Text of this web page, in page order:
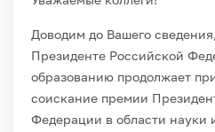
Доводим до Вашего
Президенте Российской
образованию продолжает
соискание премии
Федерации в области науки